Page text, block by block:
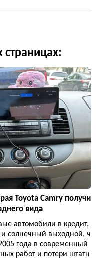
страницах:
Toyota Camry получи
вида
автомобили в кредит,
и солнечный выходной, ч
года в современный
работ и потери штатн